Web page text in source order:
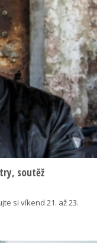
soutěž
si víkend 21. až 23.